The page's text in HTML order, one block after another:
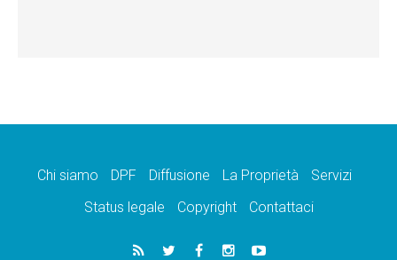
Chi siamo DPF Diffusione La Proprietà
Servizi
Status legale
Copyright Contattaci